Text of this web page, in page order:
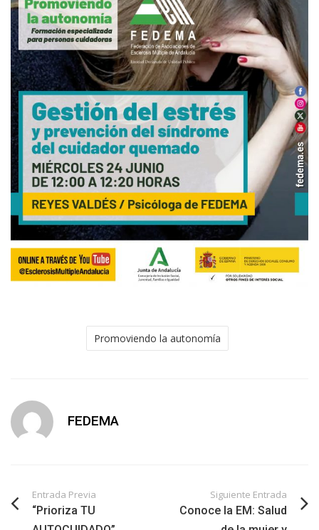
Promoviendo la autonomía
FEDEMA
Entrada Previa
“Prioriza TU
Siguiente Entrada
Conoce la EM: Salud